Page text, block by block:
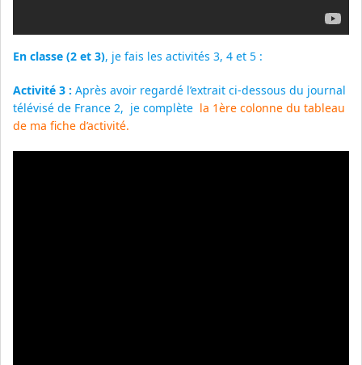
En classe (2 et 3), je fais les activités 3, 4 et 5 :
Activité 3 :Après avoir regardé l’extrait ci-dessous du journal
télévisé de France 2, je complète la 1ère colonne du tableau
de ma fiche d’activité.